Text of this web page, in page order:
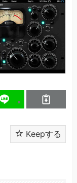
Keepする